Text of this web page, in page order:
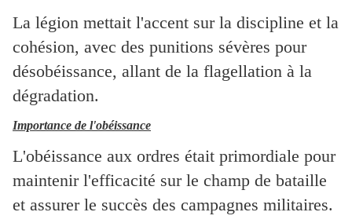
La légion mettait l'accent sur la discipline et la
cohésion, avec des punitions sévères pour
désobéissance, allant de la flagellation à la
dégradation.
Importance de l'obéissance
L'obéissance aux ordres était primordiale pour
maintenir l'efficacité sur le champ de bataille
et assurer le succès des campagnes militaires.